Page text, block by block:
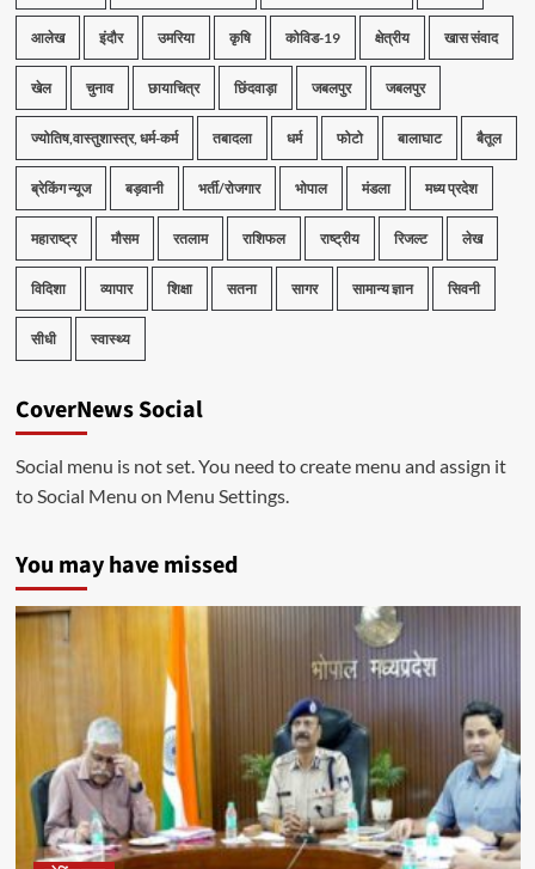
आलेख इंदौर उमरिया कृषि कोविड-19 क्षेत्रीय खास संवाद
खेल चुनाव छायाचित्र छिंदवाड़ा जबलपुर जबलपुर
ज्योतिष,वास्तुशास्त्र, धर्म-कर्म तबादला धर्म फोटो बालाघाट बैतूल
ब्रेकिंग न्यूज बड़वानी भर्ती/रोजगार भोपाल मंडला मध्य प्रदेश
महाराष्ट्र मौसम रतलाम राशिफल राष्ट्रीय रिजल्ट लेख
विदिशा व्यापार शिक्षा सतना सागर सामान्य ज्ञान सिवनी
सीधी स्वास्थ्य
CoverNews Social
Social menu is not set. You need to create menu and assign it
to Social Menu on Menu Settings.
You may have missed